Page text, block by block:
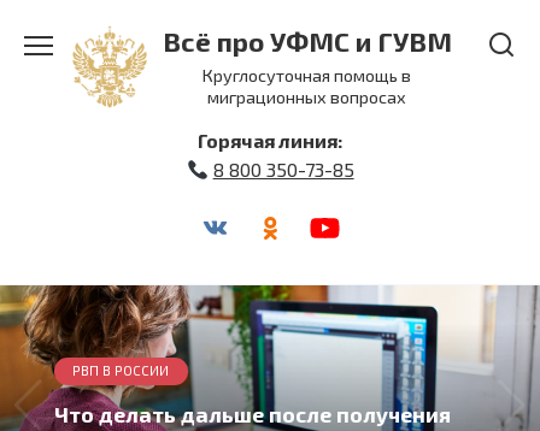
содержанию
Всё про УФМС и ГУВМ
Круглосуточная помощь в
миграционных вопросах
Горячая линия:
8 800 350-73-85
РВП В РОССИИ
Что делать дальше после получения